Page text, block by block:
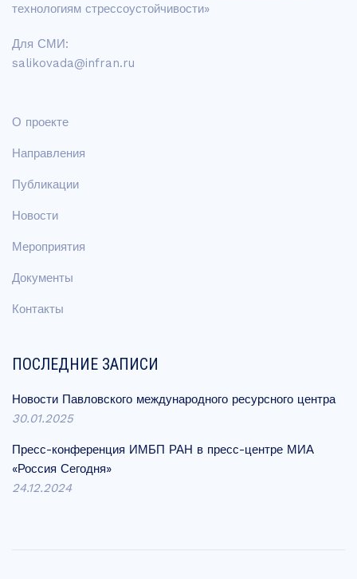
технологиям стрессоустойчивости»
Для СМИ:
salikovada@infran.ru
О проекте
Направления
Публикации
Новости
Мероприятия
Документы
Контакты
ПОСЛЕДНИЕ ЗАПИСИ
Новости Павловского международного ресурсного центра
30.01.2025
Пресс-конференция ИМБП РАН в пресс-центре МИА
«Россия Сегодня»
24.12.2024